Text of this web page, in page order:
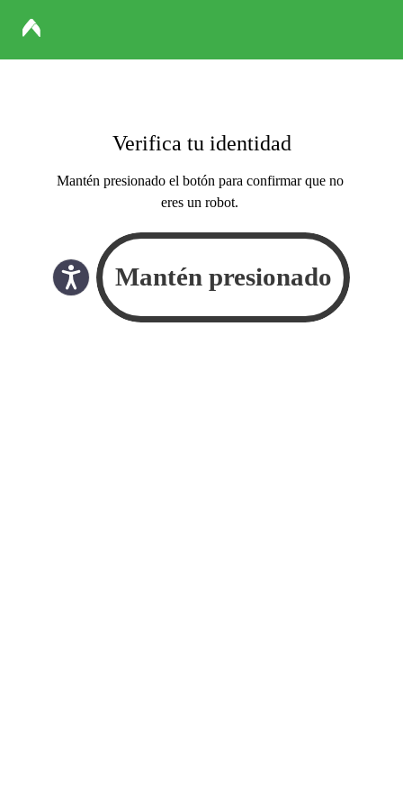
Verifica tu identidad
Mantén presionado el botón para confirmar que no
eres un robot.